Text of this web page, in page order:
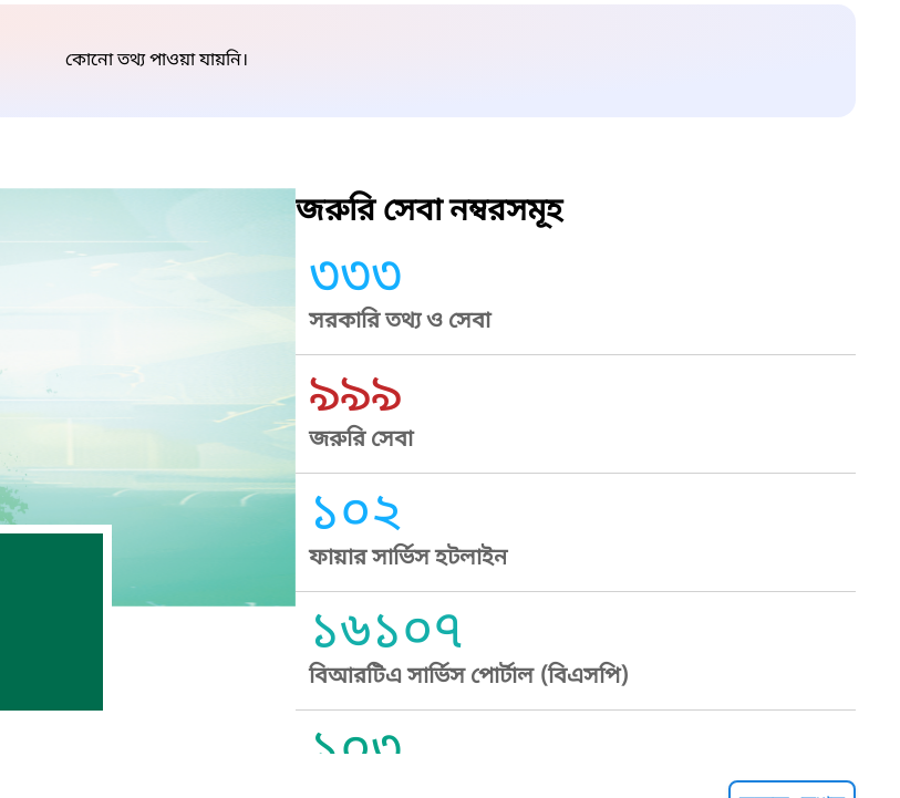
কোনো তথ্য পাওয়া যায়নি।
জরুরি সেবা নম্বরসমূহ
৩৩৩
সরকারি তথ্য ও সেবা
৯৯৯
জরুরি সেবা
১০২
ফায়ার সার্ভিস হটলাইন
১৬১০৭
বিআরটিএ সার্ভিস পোর্টাল (বিএসপি)
১০৩